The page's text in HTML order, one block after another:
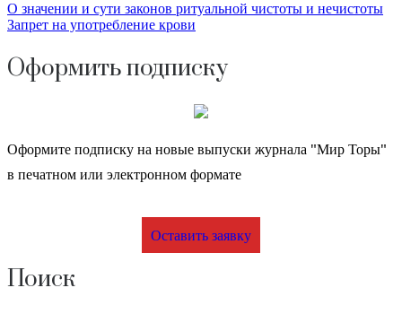
О значении и сути законов ритуальной чистоты и нечистоты
Запрет на употребление крови
Оформить подписку
Оформите подписку на новые выпуски журнала "Мир Торы"
в печатном или электронном формате
Оставить заявку
Поиск